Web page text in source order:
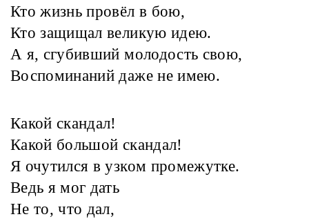
Кто жизнь провёл в бою,
Кто защищал великую идею.
А я, сгубивший молодость свою,
Воспоминаний даже не имею.
Какой скандал!
Какой большой скандал!
Я очутился в узком промежутке.
Ведь я мог дать
Не то, что дал,